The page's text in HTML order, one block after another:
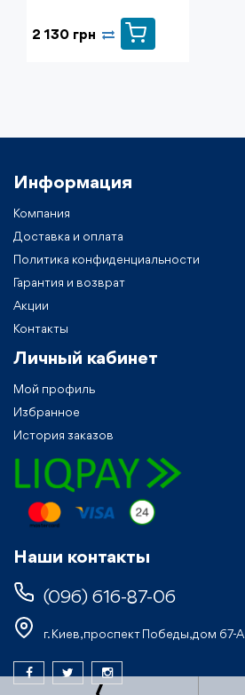
2 130 грн
Информация
Компания
Доставка и оплата
Политика конфиденциальности
Гарантия и возврат
Акции
Контакты
Личный кабинет
Мой профиль
Избранное
История заказов
Наши контакты
(096) 616-87-06
г. Киев, проспект Победы, дом 67-А